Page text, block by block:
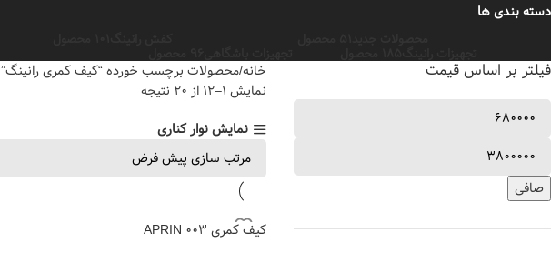
دسته بندی ها
فیلتر بر اساس قیمت
صافی
خانهمحصولات برچسب خورده “کیف کمری رانینگ”
نمایش 1–12 از 20 نتیجه
نمایش نوار کناری
کیف کمری APRIN 003